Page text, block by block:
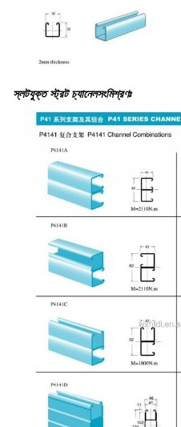
স্লটযুক্ত স্ট্রট চ্যানেলসংমিশ্রণঃ